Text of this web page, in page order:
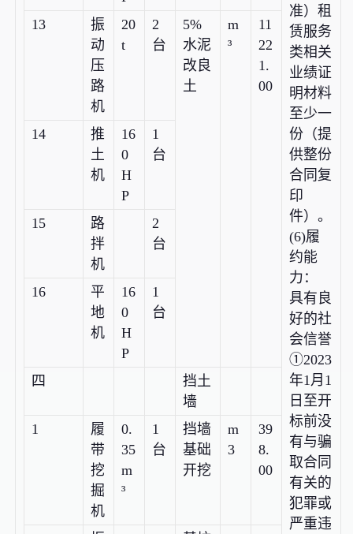
准）租
赁服务
类相关
业绩证
明材料
至少一
份（提
供整份
合同复
印
件）。
(6)履
约能
力：
具有良
好的社
会信誉
①2023
年1月1
日至开
标前没
有与骗
取合同
有关的
犯罪或
严重违
13
振
动
压
路
机
20
t
2
台
5%
水泥
改良
土
m
³
11
22
1.
00
14
推
土
机
16
0
H
P
1
台
15
路
拌
机
2
台
16
平
地
机
16
0
H
P
1
台
四
挡土
墙
1
履
带
挖
掘
机
0.
35
m
³
1
台
挡墙
基础
开挖
m
3
39
8.
00